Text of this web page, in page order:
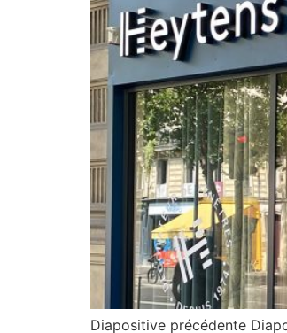
Diapositive précédente